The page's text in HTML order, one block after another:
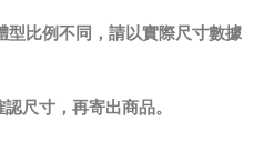
型比例不同，請以實際尺寸數據
尺寸，再寄出商品。